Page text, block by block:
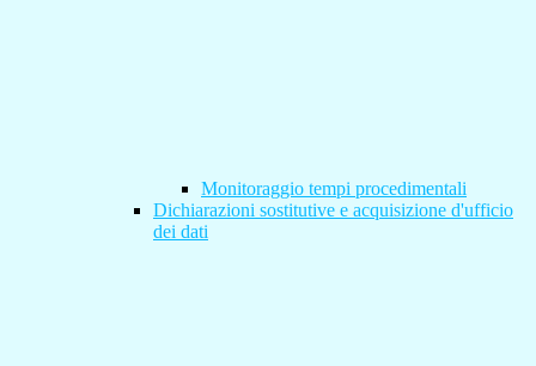
Monitoraggio tempi procedimentali
Dichiarazioni sostitutive e acquisizione d'ufficio
dei dati